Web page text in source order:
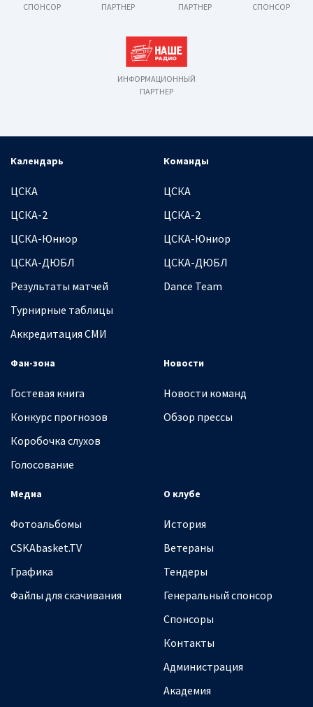
СПОНСОР
ПАРТНЕР
ПАРТНЕР
СПОНСОР
ИНФОРМАЦИОННЫЙ
ПАРТНЕР
Календарь
ЦСКА
ЦСКА-2
ЦСКА-Юниор
ЦСКА-ДЮБЛ
Результаты матчей
Турнирные таблицы
Аккредитация СМИ
Команды
ЦСКА
ЦСКА-2
ЦСКА-Юниор
ЦСКА-ДЮБЛ
Dance Team
Фан-зона
Гостевая книга
Конкурс прогнозов
Коробочка слухов
Голосование
Новости
Новости команд
Обзор прессы
Медиа
Фотоальбомы
CSKAbasket.TV
Графика
Файлы для скачивания
О клубе
История
Ветераны
Тендеры
Генеральный спонсор
Спонсоры
Контакты
Администрация
Академия